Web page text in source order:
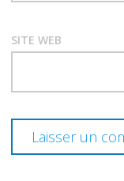
SITE WEB